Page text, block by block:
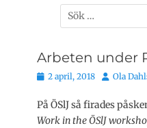
Sök
efter:
Arbeten under
Publicerat
2 april, 2018 Författare
Ola
På ÖSlJ så firades
Work in the ÖSlJ